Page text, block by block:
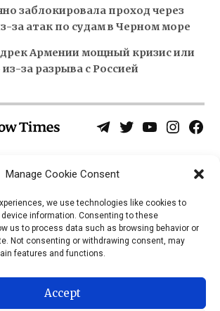
Manage Cookie Consent
we use technologies like cookies to
information. Consenting to these
us to process data such as browsing behavior or
Not consenting or withdrawing consent, may
features and functions.
Accept
заблокировала проход через
за атак по судам в Черном море
Армении мощный кризис или
за разрыва с Россией
Telegram
TwitterYouTubeInstagram